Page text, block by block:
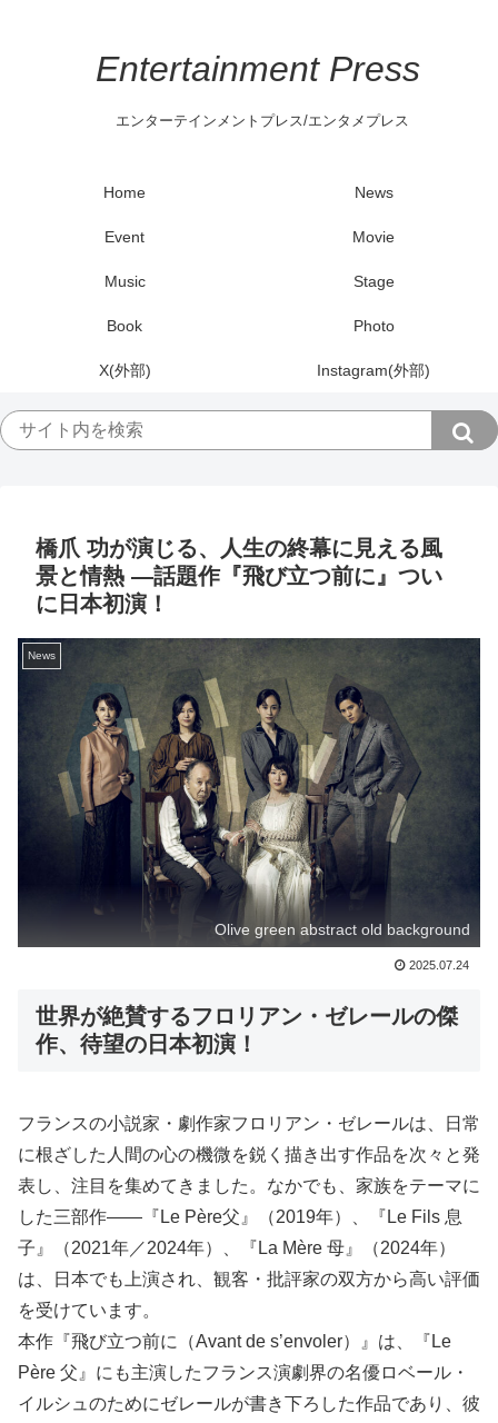
Entertainment Press
エンターテインメントプレス/エンタメプレス
Home News
Event Movie
Music Stage
Book Photo
X(外部) Instagram(外部)
橋爪 功が演じる、人生の終幕に見える風
景と情熱 ―話題作『飛び立つ前に』つい
に日本初演！
News
Olive green abstract old background
2025.07.24
世界が絶賛するフロリアン・ゼレールの傑
作、待望の日本初演！
フランスの小説家・劇作家フロリアン・ゼレールは、日常
に根ざした人間の心の機微を鋭く描き出す作品を次々と発
表し、注目を集めてきました。なかでも、家族をテーマに
した三部作――『Le Père父』（2019年）、『Le Fils 息
子』（2021年／2024年）、『La Mère 母』（2024年）
は、日本でも上演され、観客・批評家の双方から高い評価
を受けています。
本作『飛び立つ前に（Avant de s’envoler）』は、『Le
Père 父』にも主演したフランス演劇界の名優ロベール・
イルシュのためにゼレールが書き下ろした作品であり、彼